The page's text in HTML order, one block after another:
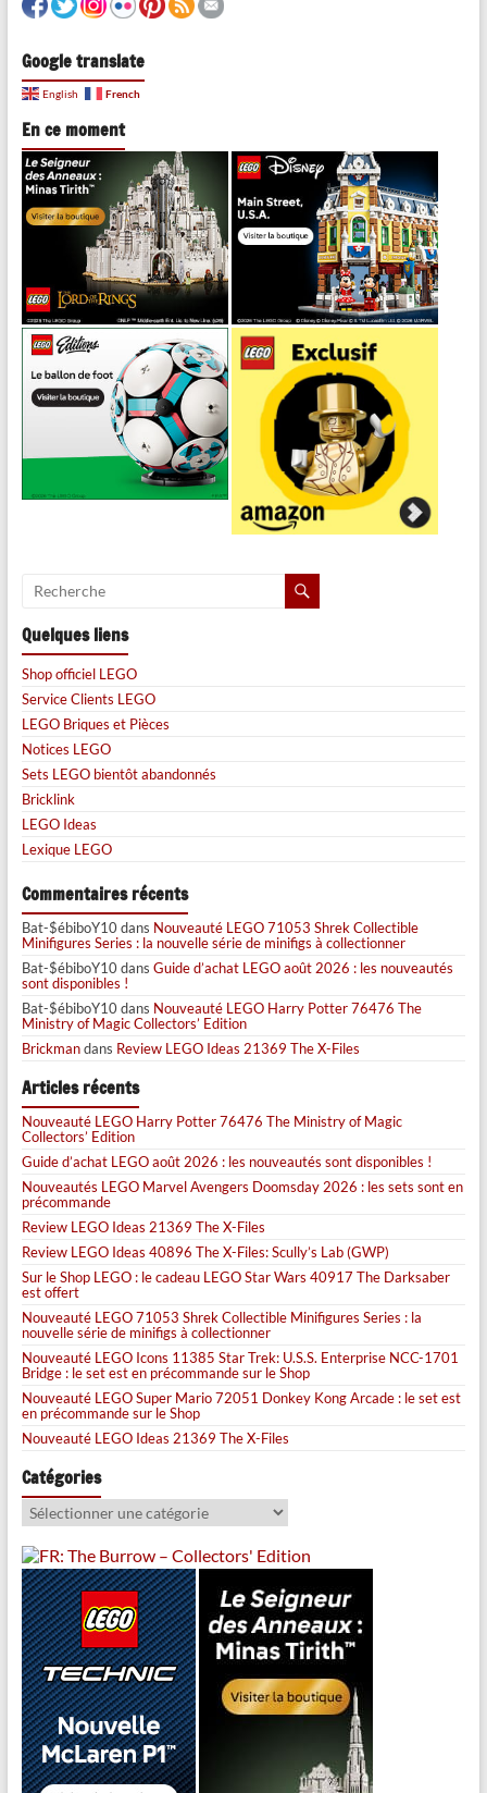
Google translate
English French
En ce moment
Quelques liens
Shop officiel LEGO
Service Clients LEGO
LEGO Briques et Pièces
Notices LEGO
Sets LEGO bientôt abandonnés
Bricklink
LEGO Ideas
Lexique LEGO
Commentaires récents
Bat-$ébiboY10dans Nouveauté LEGO 71053 Shrek Collectible
Minifigures Series : la nouvelle série de minifigs à collectionner
Bat-$ébiboY10dans Guide d’achat LEGO août 2026 : les nouveautés
sont disponibles !
Bat-$ébiboY10dans Nouveauté LEGO Harry Potter 76476 The
Ministry of Magic Collectors’ Edition
Brickmandans Review LEGO Ideas 21369 The X-Files
Articles récents
Nouveauté LEGO Harry Potter 76476 The Ministry of Magic
Collectors’ Edition
Guide d’achat LEGO août 2026 : les nouveautés sont disponibles !
Nouveautés LEGO Marvel Avengers Doomsday 2026 : les sets sont en
précommande
Review LEGO Ideas 21369 The X-Files
Review LEGO Ideas 40896 The X-Files: Scully’s Lab (GWP)
Sur le Shop LEGO : le cadeau LEGO Star Wars 40917 The Darksaber
est offert
Nouveauté LEGO 71053 Shrek Collectible Minifigures Series : la
nouvelle série de minifigs à collectionner
Nouveauté LEGO Icons 11385 Star Trek: U.S.S. Enterprise NCC-1701
Bridge : le set est en précommande sur le Shop
Nouveauté LEGO Super Mario 72051 Donkey Kong Arcade : le set est
en précommande sur le Shop
Nouveauté LEGO Ideas 21369 The X-Files
Catégories
Catégories